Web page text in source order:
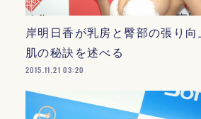
岸明日香が乳房と臀部の張り向
肌の秘訣を述べる
2015.11.21 03:20